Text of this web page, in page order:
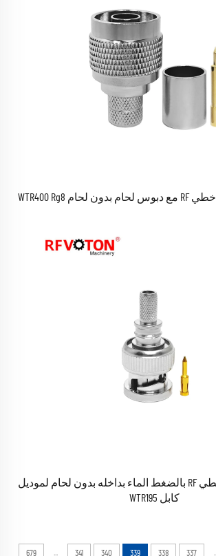
موصل BNC ذكر خطي RF بالضغط الماء بداخله بدون لحام لموديل
كابل WTR195
337
338
339
340
341
...
679